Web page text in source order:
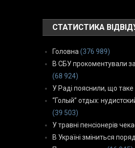
СТАТИСТИКА
Головна (376 989)
В СБУ прокоментували
(68 924)
У Раді пояснили, що таке
“Голый” отдых:
(39 503)
У травні пенсіонерів
В Україні зміниться